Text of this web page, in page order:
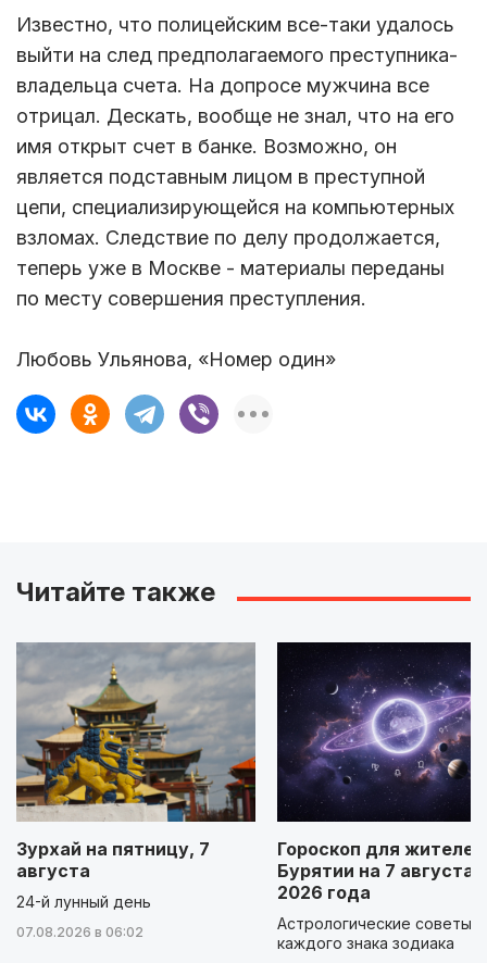
Известно, что полицейским все-таки удалось
выйти на след предполагаемого преступника-
владельца счета. На допросе мужчина все
отрицал. Дескать, вообще не знал, что на его
имя открыт счет в банке. Возможно, он
является подставным лицом в преступной
цепи, специализирующейся на компьютерных
взломах. Следствие по делу продолжается,
теперь уже в Москве - материалы переданы
по месту совершения преступления.
Любовь Ульянова, «Номер один»
Читайте также
Зурхай на пятницу, 7
августа
24-й лунный день
07.08.2026 в 06:02
Гороскоп для жителей
Бурятии на 7 августа
2026 года
Астрологические советы
каждого знака зодиака